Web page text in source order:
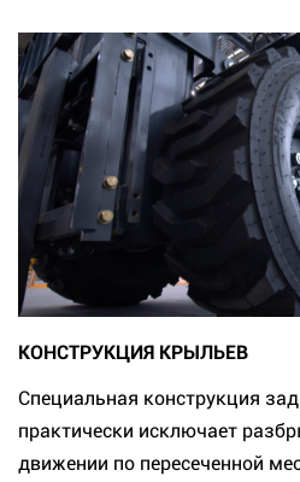
КОНСТРУКЦИЯ КРЫЛЬЕВ
Специальная конструкция
практически исключает
движении по пересеченной